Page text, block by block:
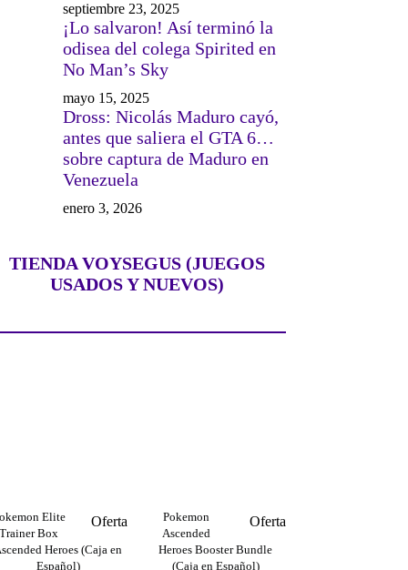
septiembre 23, 2025
¡Lo salvaron! Así terminó la
odisea del colega Spirited en
No Man’s Sky
mayo 15, 2025
Dross: Nicolás Maduro cayó,
antes que saliera el GTA 6…
sobre captura de Maduro en
Venezuela
enero 3, 2026
TIENDA VOYSEGUS (JUEGOS
USADOS Y NUEVOS)
Oferta Producto
oferta
Elite
Trainer Box
Heroes (Caja en
Español)
OfertaProducto
Pokemon
Ascended
Heroes Booster Bundle
(Caja en Español)